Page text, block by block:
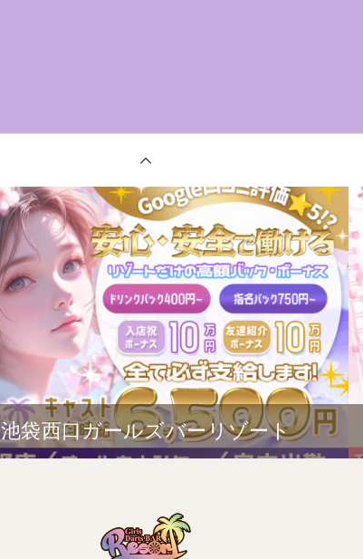
池袋西口ガールズバーリゾート